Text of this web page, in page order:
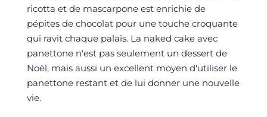
ricotta et de mascarpone est enrichie de
pépites de chocolat pour une touche croquante
qui ravit chaque palais. La naked cake avec
panettone n'est pas seulement un dessert de
Noël, mais aussi un excellent moyen d'utiliser le
panettone restant et de lui donner une nouvelle
vie.